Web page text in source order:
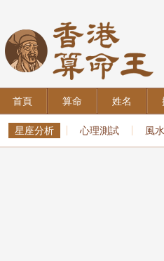
首頁 算命 姓名
星座分析 心理測試 風